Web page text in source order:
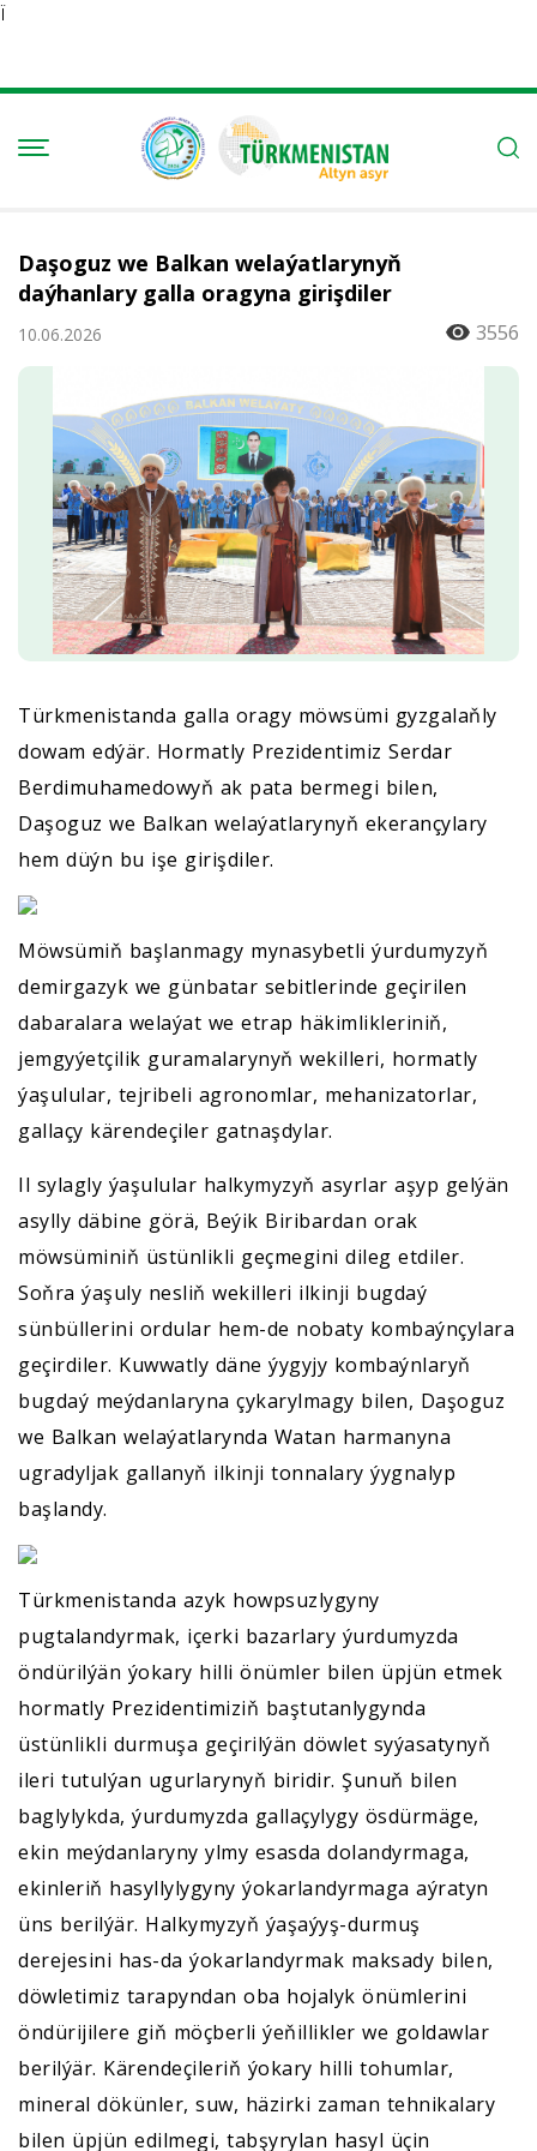
Ï
Daşoguz we Balkan welaýatlarynyň
daýhanlary galla oragyna girişdiler
10.06.2026 3556
Türkmenistanda galla oragy möwsümi gyzgalaňly
dowam edýär. Hormatly Prezidentimiz Serdar
Berdimuhamedowyň ak pata bermegi bilen,
Daşoguz we Balkan welaýatlarynyň ekerançylary
hem düýn bu işe girişdiler.
Möwsümiň başlanmagy mynasybetli ýurdumyzyň
demirgazyk we günbatar sebitlerinde geçirilen
dabaralara welaýat we etrap häkimlikleriniň,
jemgyýetçilik guramalarynyň wekilleri, hormatly
ýaşulular, tejribeli agronomlar, mehanizatorlar,
gallaçy kärendeçiler gatnaşdylar.
Il sylagly ýaşulular halkymyzyň asyrlar aşyp gelýän
asylly däbine görä, Beýik Biribardan orak
möwsüminiň üstünlikli geçmegini dileg etdiler.
Soňra ýaşuly nesliň wekilleri ilkinji bugdaý
sünbüllerini ordular hem-de nobaty kombaýnçylara
geçirdiler. Kuwwatly däne ýygyjy kombaýnlaryň
bugdaý meýdanlaryna çykarylmagy bilen, Daşoguz
we Balkan welaýatlarynda Watan harmanyna
ugradyljak gallanyň ilkinji tonnalary ýygnalyp
başlandy.
Türkmenistanda azyk howpsuzlygyny
pugtalandyrmak, içerki bazarlary ýurdumyzda
öndürilýän ýokary hilli önümler bilen üpjün etmek
hormatly Prezidentimiziň baştutanlygynda
üstünlikli durmuşa geçirilýän döwlet syýasatynyň
ileri tutulýan ugurlarynyň biridir. Şunuň bilen
baglylykda, ýurdumyzda gallaçylygy ösdürmäge,
ekin meýdanlaryny ylmy esasda dolandyrmaga,
ekinleriň hasyllylygyny ýokarlandyrmaga aýratyn
üns berilýär. Halkymyzyň ýaşaýyş-durmuş
derejesini has-da ýokarlandyrmak maksady bilen,
döwletimiz tarapyndan oba hojalyk önümlerini
öndürijilere giň möçberli ýeňillikler we goldawlar
berilýär. Kärendeçileriň ýokary hilli tohumlar,
mineral dökünler, suw, häzirki zaman tehnikalary
bilen üpjün edilmegi, tabşyrylan hasyl üçin